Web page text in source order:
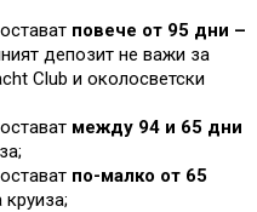
повече от 95 дни –
депозит не важи за
Club и околосветски
между 94 и 65 дни
;
по-малко от 65
круиза;